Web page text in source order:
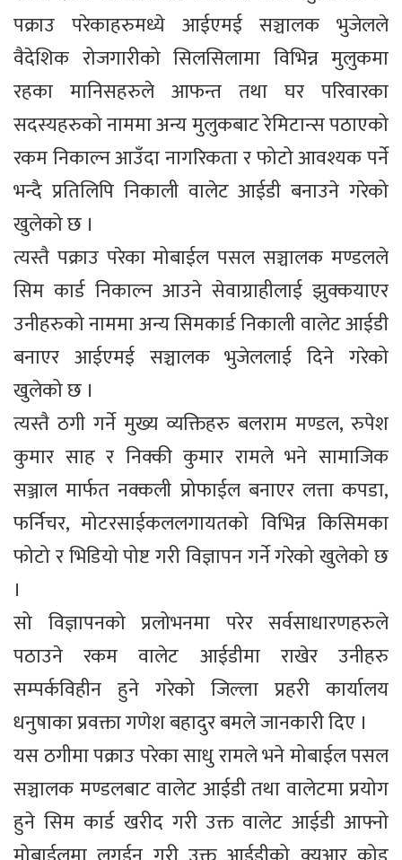
पक्राउ परेकाहरुमध्ये आईएमई सञ्चालक भुजेलले
वैदेशिक रोजगारीको सिलसिलामा विभिन्न मुलुकमा
रहका मानिसहरुले आफन्त तथा घर परिवारका
सदस्यहरुको नाममा अन्य मुलुकबाट रेमिटान्स पठाएको
रकम निकाल्न आउँदा नागरिकता र फोटो आवश्यक पर्ने
भन्दै प्रतिलिपि निकाली वालेट आईडी बनाउने गरेको
खुलेको छ ।
त्यस्तै पक्राउ परेका मोबाईल पसल सञ्चालक मण्डलले
सिम कार्ड निकाल्न आउने सेवाग्राहीलाई झुक्कयाएर
उनीहरुको नाममा अन्य सिमकार्ड निकाली वालेट आईडी
बनाएर आईएमई सञ्चालक भुजेललाई दिने गरेको
खुलेको छ ।
त्यस्तै ठगी गर्ने मुख्य व्यक्तिहरु बलराम मण्डल, रुपेश
कुमार साह र निक्की कुमार रामले भने सामाजिक
सञ्जाल मार्फत नक्कली प्रोफाईल बनाएर लत्ता कपडा,
फर्निचर, मोटरसाईकललगायतको विभिन्न किसिमका
फोटो र भिडियो पोष्ट गरी विज्ञापन गर्ने गरेको खुलेको छ
।
सो विज्ञापनको प्रलोभनमा परेर सर्वसाधारणहरुले
पठाउने रकम वालेट आईडीमा राखेर उनीहरु
सम्पर्कविहीन हुने गरेको जिल्ला प्रहरी कार्यालय
धनुषाका प्रवक्ता गणेश बहादुर बमले जानकारी दिए ।
यस ठगीमा पक्राउ परेका साधु रामले भने मोबाईल पसल
सञ्चालक मण्डलबाट वालेट आईडी तथा वालेटमा प्रयोग
हुने सिम कार्ड खरीद गरी उक्त वालेट आईडी आफ्नो